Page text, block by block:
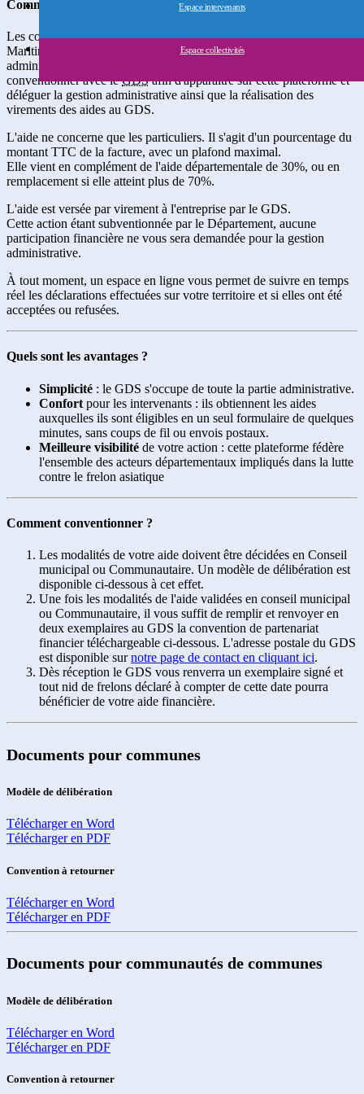
Espace intervenants
Espace collectivités
Comment fonctionne ce système ?
Les communes ou Communautés de Communes de la Seine-
Maritime qui souhaitent apporter une aide financière à leurs
administrés pour la destruction de nids de frelons asiatiques peuvent
conventionner avec leGDSafin d'apparaître sur cette plateforme et
déléguer la gestion administrative ainsi que la réalisation des
virements des aides au GDS.
L'aide ne concerne que les particuliers. Il s'agit d'un pourcentage du
montant TTC de la facture, avec un plafond maximal.
Elle vient en complément de l'aide départementale de 30%, ou en
remplacement si elle atteint plus de 70%.
L'aide est versée par virement à l'entreprise par le GDS.
Cette action étant subventionnée par le Département, aucune
participation financière ne vous sera demandée pour la gestion
administrative.
À tout moment, un espace en ligne vous permet de suivre en temps
réel les déclarations effectuées sur votre territoire et si elles ont été
acceptées ou refusées.
Quels sont les avantages ?
Simplicité : le GDS s'occupe de toute la partie administrative.
Confort pour les intervenants : ils obtiennent les aides
auxquelles ils sont éligibles en un seul formulaire de quelques
minutes, sans coups de fil ou envois postaux.
Meilleure visibilité de votre action : cette plateforme fédère
l'ensemble des acteurs départementaux impliqués dans la lutte
contre le frelon asiatique
Comment conventionner ?
Les modalités de votre aide doivent être décidées en Conseil
municipal ou Communautaire. Un modèle de délibération est
disponible ci-dessous à cet effet.
Une fois les modalités de l'aide validées en conseil municipal
ou Communautaire, il vous suffit de remplir et renvoyer en
deux exemplaires au GDS la convention de partenariat
financier téléchargeable ci-dessous. L'adresse postale du GDS
est disponible surnotre page de contact en cliquant ici.
Dès réception le GDS vous renverra un exemplaire signé et
tout nid de frelons déclaré à compter de cette date pourra
bénéficier de votre aide financière.
Documents pour communes
Modèle de délibération
Télécharger en Word
Télécharger en PDF
Convention à retourner
Télécharger en Word
Télécharger en PDF
Documents pour communautés de communes
Modèle de délibération
Télécharger en Word
Télécharger en PDF
Convention à retourner